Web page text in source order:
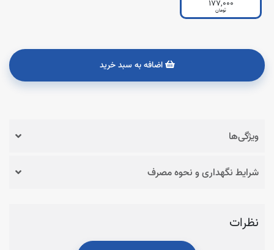
177,000
تومان
اضافه به سبد خرید
ویژگی‌ها
شرایط نگهداری و نحوه مصرف
نظرات